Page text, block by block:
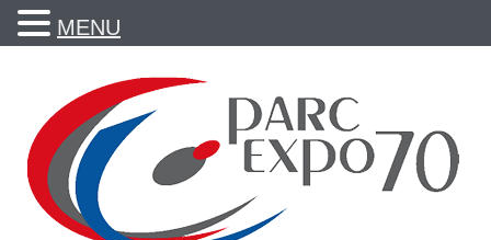
MENU